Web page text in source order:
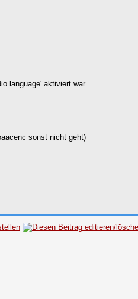
language' aktiviert war
sonst nicht geht)